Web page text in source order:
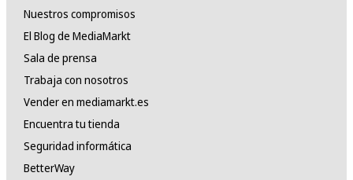
Nuestros compromisos
El Blog de MediaMarkt
Sala de prensa
Trabaja con nosotros
Vender en mediamarkt.es
Encuentra tu tienda
Seguridad informática
BetterWay